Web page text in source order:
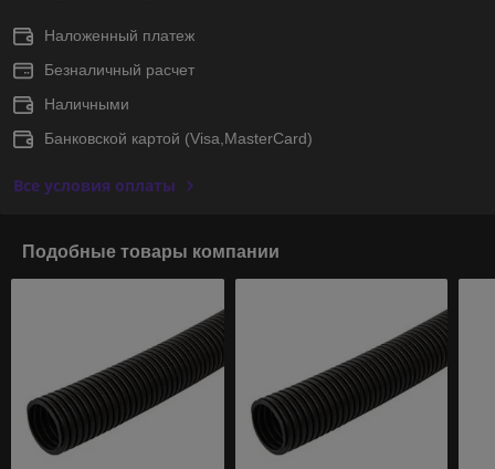
Наложенный платеж
Безналичный расчет
Наличными
Банковской картой (Visa,MasterCard)
Все условия оплаты
Подобные товары компании